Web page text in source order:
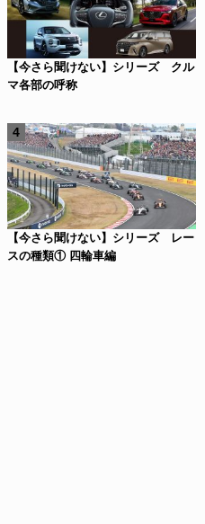
【今さら聞けない】シリーズ クル
マ各部の呼称
【今さら聞けない】シリーズ レー
スの種類① 四輪車編